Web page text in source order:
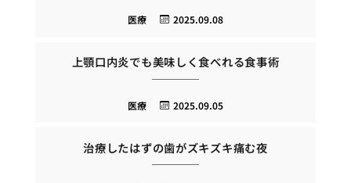
2025.09.08
医療
上顎口内炎でも美味しく食べれる食事術
2025.09.05
医療
治療したはずの歯がズキズキ痛む夜